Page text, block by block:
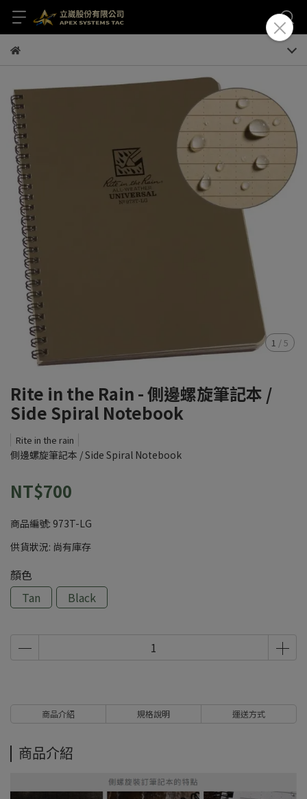
1 /5
Rite in the Rain - 側邊螺旋筆記本 /
Side Spiral Notebook
Rite in the rain
側邊螺旋筆記本 / Side Spiral Notebook
NT$700
商品編號: 973T-LG
供貨狀況: 尚有庫存
顏色
Tan
Black
商品介紹 規格說明 運送方式
商品介紹